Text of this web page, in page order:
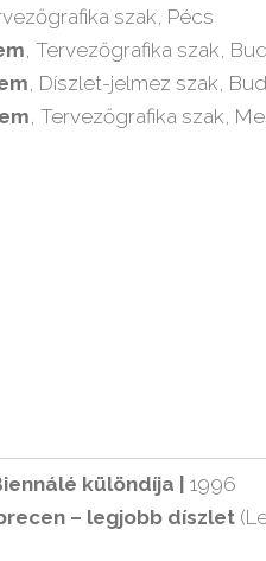
szak, Pécs
, Tervezőgrafika szak,
, Díszlet-jelmez szak,
, Tervezőgrafika szak,
különdíja | 1996
– legjobb díszlet